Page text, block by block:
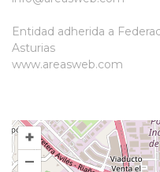
Entidad adherida a
Asturias
www.areasweb.com
+
–